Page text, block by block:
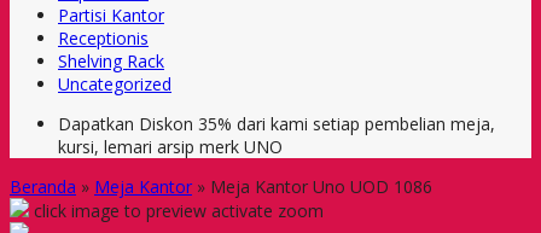
Partisi Kantor
Receptionis
Shelving Rack
Uncategorized
Dapatkan Diskon 35% dari kami setiap pembelian meja,
kursi, lemari arsip merk UNO
Beranda » Meja Kantor » Meja Kantor Uno UOD 1086
click image to preview activate zoom